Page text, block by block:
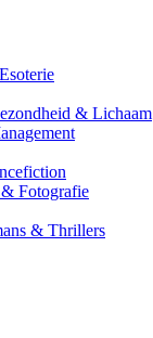
& Lichaam
Fotografie
& Thrillers